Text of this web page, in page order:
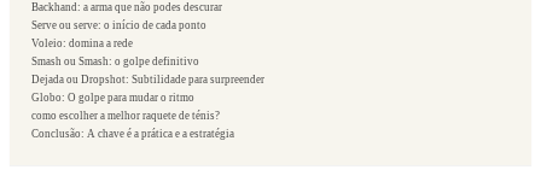
Backhand: a arma que não podes descurar
Serve ou serve: o início de cada ponto
Voleio: domina a rede
Smash ou Smash: o golpe definitivo
Dejada ou Dropshot: Subtilidade para surpreender
Globo: O golpe para mudar o ritmo
como escolher a melhor raquete de ténis?
Conclusão: A chave é a prática e a estratégia